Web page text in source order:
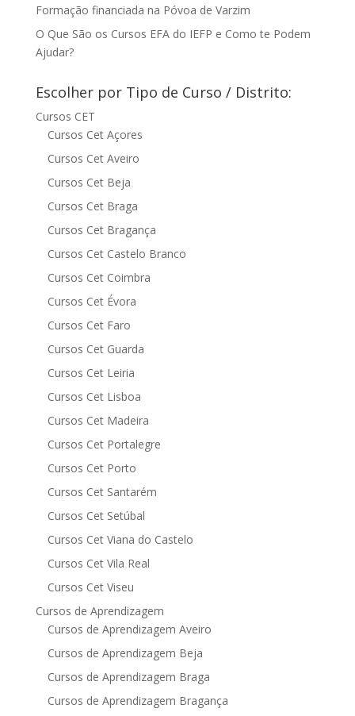
Formação financiada na Póvoa de Varzim
O Que São os Cursos EFA do IEFP e Como te Podem
Ajudar?
Escolher por Tipo de Curso / Distrito:
Cursos CET
Cursos Cet Açores
Cursos Cet Aveiro
Cursos Cet Beja
Cursos Cet Braga
Cursos Cet Bragança
Cursos Cet Castelo Branco
Cursos Cet Coimbra
Cursos Cet Évora
Cursos Cet Faro
Cursos Cet Guarda
Cursos Cet Leiria
Cursos Cet Lisboa
Cursos Cet Madeira
Cursos Cet Portalegre
Cursos Cet Porto
Cursos Cet Santarém
Cursos Cet Setúbal
Cursos Cet Viana do Castelo
Cursos Cet Vila Real
Cursos Cet Viseu
Cursos de Aprendizagem
Cursos de Aprendizagem Aveiro
Cursos de Aprendizagem Beja
Cursos de Aprendizagem Braga
Cursos de Aprendizagem Bragança